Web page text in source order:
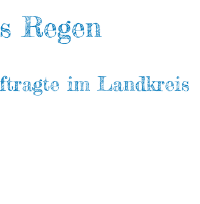
Regen
im Landkreis